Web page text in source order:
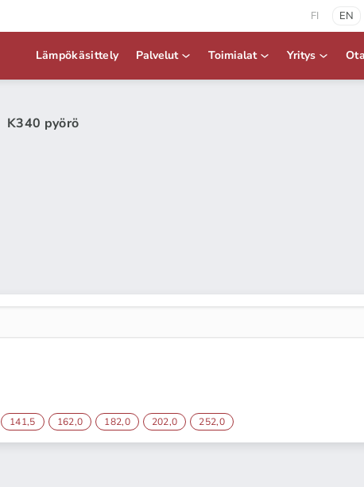
FI EN
Lämpökäsittely Palvelut Toimialat Yritys
K340 pyörö
141,5 162,0 182,0 202,0 252,0